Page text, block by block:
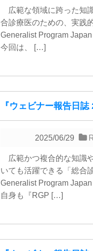
広範な領域に跨った知
合診療医のための、実践
Generalist Program
今回は、 […]
『ウェビナー報告日
2025/06/29
広範かつ複合的な知識
いても活躍できる「総合
Generalist Program
自身も『RGP […]